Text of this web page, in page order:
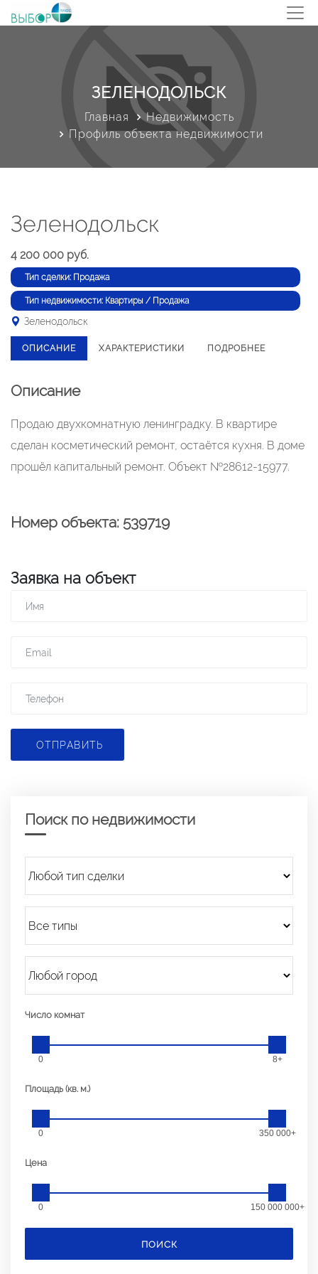
ЗЕЛЕНОДОЛЬСК
Главная
Недвижимость
Профиль объекта недвижимости
Зеленодольск
4 200 000 руб.
Тип сделки: Продажа
Тип недвижимости: Квартиры / Продажа
Зеленодольск
ОПИСАНИЕ ХАРАКТЕРИСТИКИ ПОДРОБНЕЕ
Описание
Продаю двухкомнатную ленинградку. В квартире
сделан косметический ремонт, остаётся кухня. В доме
прошёл капитальный ремонт. Объект №28612-15977.
Номер объекта: 539719
Заявка на объект
ОТПРАВИТЬ
Поиск по недвижимости
Число комнат
0 8+
Площадь (кв. м.)
0 350 000+
Цена
0 150 000 000+
ПОИСК